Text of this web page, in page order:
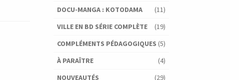
DOCU-MANGA : KOTODAMA
(11)
VILLE EN BD SÉRIE COMPLÈTE
(19)
COMPLÉMENTS PÉDAGOGIQUES (5)
À PARAÎTRE
(4)
NOUVEAUTÉS
(29)